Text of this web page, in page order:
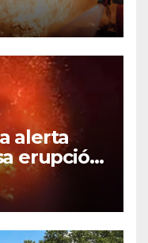
alerta
erupción